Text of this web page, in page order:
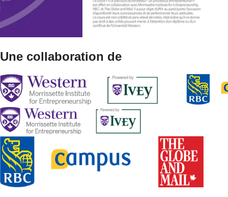
Une collaboration de